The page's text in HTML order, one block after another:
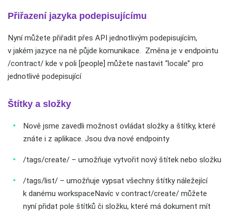
Přiřazení jazyka podepisujícímu
Nyní můžete přiřadit přes API jednotlivým podepisujícím,
v jakém jazyce na ně půjde komunikace. Změna je v endpointu
/contract/ kde v poli [people] můžete nastavit “locale” pro
jednotlivé podepisující
Štítky a složky
Nově jsme zavedli možnost ovládat složky a štítky, které
znáte i z aplikace. Jsou dva nové endpointy
/tags/create/ – umožňuje vytvořit nový štítek nebo složku
/tags/list/ – umožňuje vypsat všechny štítky náležející
k danému workspaceNavíc v contract/create/ můžete
nyní přidat pole štítků či složku, které má dokument mít